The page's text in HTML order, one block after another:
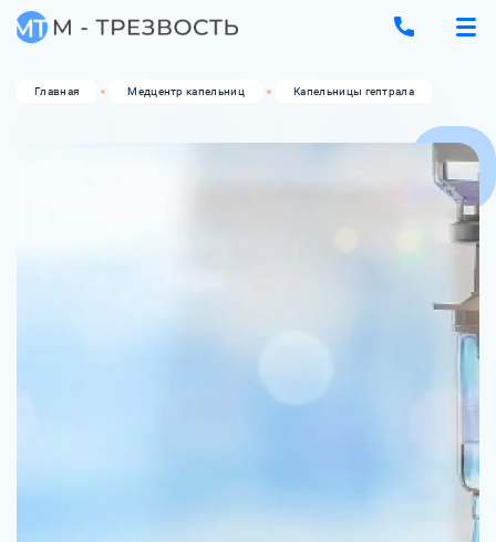
Главная Медцентр капельниц Капельницы гептрала